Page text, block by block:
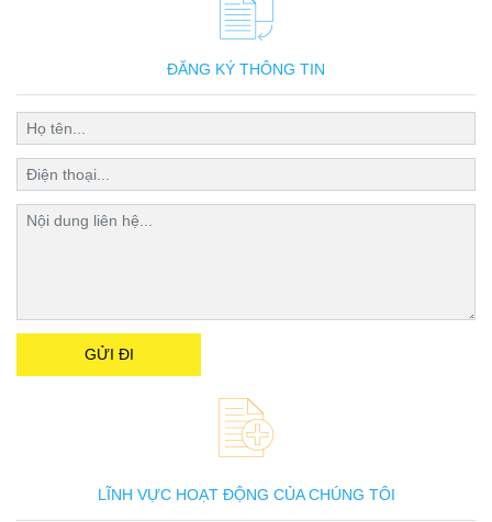
ĐĂNG KÝ THÔNG TIN
LĨNH VỰC HOẠT ĐỘNG CỦA CHÚNG TÔI